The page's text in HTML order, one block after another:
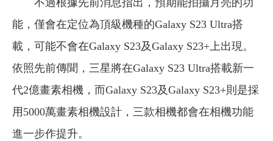
不過根據先前消息指出，預期能拍攝月亮的功
能，僅會在定位為頂級機種的Galaxy S23 Ultra搭
載，可能不會在Galaxy S23及Galaxy S23+上出現。
依照先前傳聞，三星將在Galaxy S23 Ultra搭載新一
代2億畫素相機，而Galaxy S23及Galaxy S23+則是採
用5000萬畫素相機設計，三款相機都會在相機功能
進一步作提升。